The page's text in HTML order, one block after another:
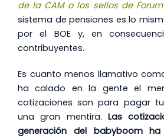
de la CAM o los sellos de
sistema de pensiones es lo
por el BOE y, en
contribuyentes.
Es cuanto menos llamativo
ha calado en la gente el
cotizaciones son para pagar tu
una gran mentira. Las
generación del babyboom